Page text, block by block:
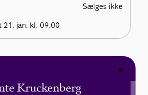
Sælges ikke
21. jan. kl. 09.00
Kruckenberg